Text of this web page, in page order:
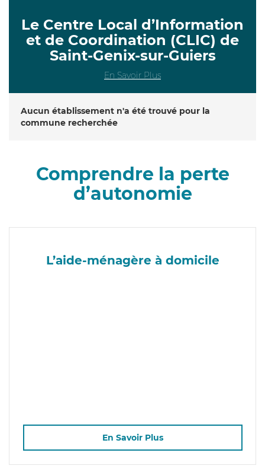
Le Centre Local d’Information
et de Coordination (CLIC) de
Saint-Genix-sur-Guiers
En Savoir Plus
Aucun établissement n'a été trouvé pour la
commune recherchée
Comprendre la perte
d’autonomie
L’aide-ménagère à domicile
En Savoir Plus